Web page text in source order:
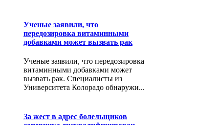
Ученые заявили, что
передозировка витаминными
добавками может вызвать рак
Ученые заявили, что передозировка
витаминными добавками может
вызвать рак. Специалисты из
Университета Колорадо обнаружи...
За жест в адрес болельщиков